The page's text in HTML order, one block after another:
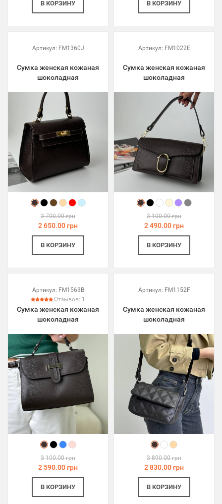
В КОРЗИНУ В КОРЗИНУ
Артикул: FM1360J
Сумка женская кожаная
шоколадная
3 700.00 грн
2 650.00 грн
В КОРЗИНУ
Артикул: FM1022E
Сумка женская кожаная
шоколадная
3 100.00 грн
2 490.00 грн
В КОРЗИНУ
Артикул: FM1563B
Отзывов: 1
Сумка женская кожаная
шоколадная
3 100.00 грн
2 590.00 грн
В КОРЗИНУ
Артикул: FM1152F
Сумка женская кожаная
шоколадная
3 890.00 грн
2 830.00 грн
В КОРЗИНУ